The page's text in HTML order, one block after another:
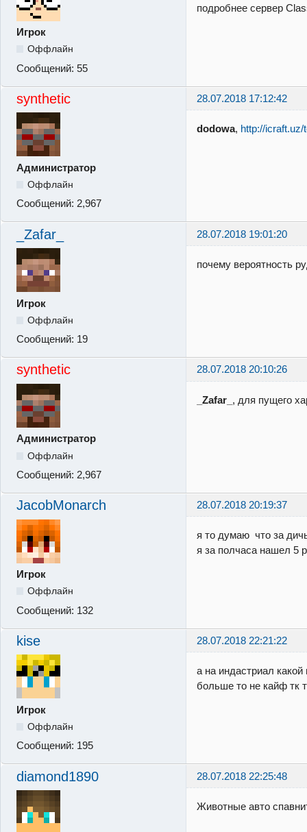
Игрок
Оффлайн
Сообщений: 55
подробнее сервер
synthetic 28.07.2018 17:12:42
Администратор
Оффлайн
Сообщений: 2,967
dodowa, http://icraft.uz/
_Zafar_ 28.07.2018 19:01:20
Игрок
Оффлайн
Сообщений: 19
почему вероятность
synthetic 28.07.2018 20:10:26
Администратор
Оффлайн
Сообщений: 2,967
_Zafar_ , для пущего
JacobMonarch 28.07.2018 20:19:37
Игрок
Оффлайн
Сообщений: 132
я то думаю что за
я за полчаса нашел 5
kise 28.07.2018 22:21:22
Игрок
Оффлайн
Сообщений: 195
а на индастриал
больше то не кайф тк
diamond1890 28.07.2018 22:25:48
Животные авто